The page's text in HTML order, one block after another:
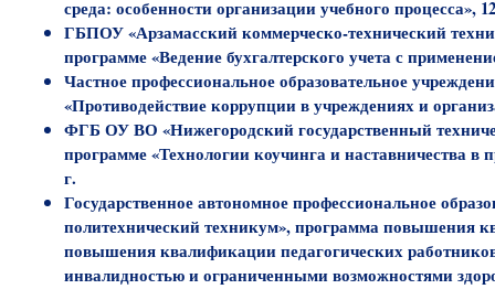
среда: особенности организации учебного процесса»,
ГБПОУ «Арзамасский коммерческо-технический
программе «Ведение бухгалтерского учета с
Частное профессиональное образовательное
«Противодействие коррупции в учреждениях и
ФГБ ОУ ВО «Нижегородский государственный
программе «Технологии коучинга и наставничества в
г.
Государственное автономное профессиональное
политехнический техникум», программа повышения
повышения квалификации педагогических
инвалидностью и ограниченными возможностями